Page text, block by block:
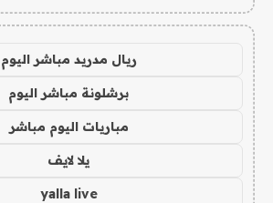
ريال مدريد مباشر اليوم
برشلونة مباشر اليوم
مباريات اليوم مباشر
يلا لايف
yalla live